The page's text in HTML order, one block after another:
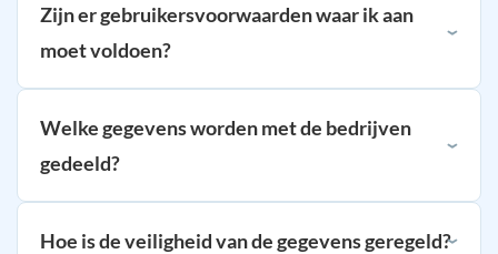
Zijn er gebruikersvoorwaarden waar ik aan
moet voldoen?
Welke gegevens worden met de bedrijven
gedeeld?
Hoe is de veiligheid van de gegevens geregeld?